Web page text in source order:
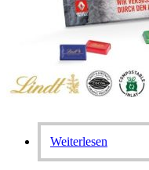
Weiterlesen